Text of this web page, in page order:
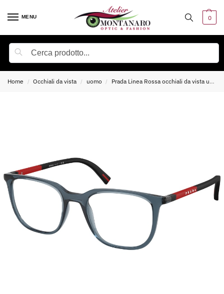
MENU 0
Home / Occhiali da vista / uomo / Prada Linea Rossa occhiali da vista uomo